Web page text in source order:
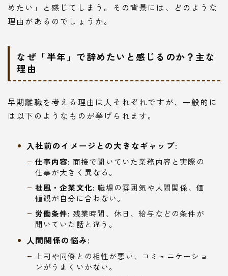
めたい」と感じてしまう。その背景には、どのような
理由があるのでしょうか。
なぜ「半年」で辞めたいと感じるのか？主な
理由
早期離職を考える理由は人それぞれですが、一般的に
は以下のようなものが挙げられます。
入社前のイメージとの大きなギャップ:
仕事内容: 面接で聞いていた業務内容と実際の
仕事が大きく異なる。
社風・企業文化: 職場の雰囲気や人間関係、価
値観が自分に合わない。
労働条件: 残業時間、休日、給与などの条件が
聞いていた話と違う。
人間関係の悩み:
上司や同僚との相性が悪い、コミュニケーショ
ンがうまくいかない。